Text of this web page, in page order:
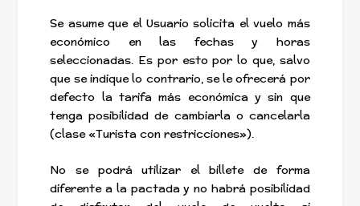
Se asume que el Usuario solicita el vuelo más
económico en las fechas y horas
seleccionadas. Es por esto por lo que, salvo
que se indique lo contrario, se le ofrecerá por
defecto la tarifa más económica y sin que
tenga posibilidad de cambiarla o cancelarla
(clase «Turista con restricciones»).
No se podrá utilizar el billete de forma
diferente a la pactada y no habrá posibilidad